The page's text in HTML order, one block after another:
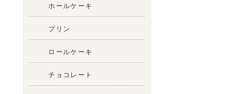
ホールケーキ
プリン
ロールケーキ
チョコレート